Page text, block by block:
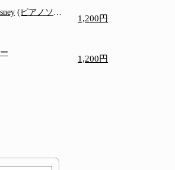
(ピアノソロ/
1,200円
1,200円